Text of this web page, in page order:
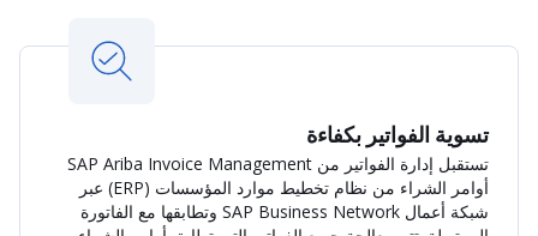
تسوية الفواتير بكفاءة
تستقبل إدارة الفواتير من SAP Ariba Invoice Management
أوامر الشراء من نظام تخطيط موارد المؤسسات (ERP) عبر
شبكة أعمال SAP Business Network وتطابقها مع الفاتورة